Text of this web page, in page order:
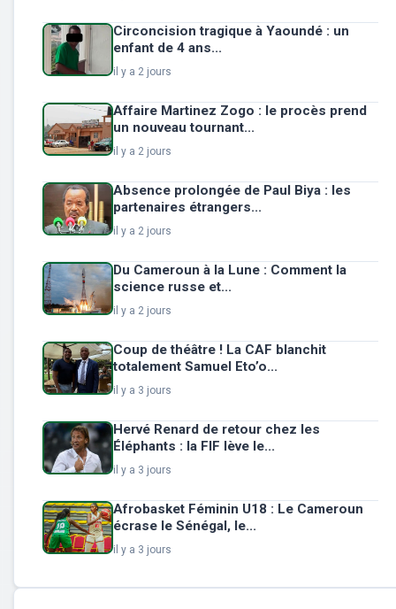
Circoncision tragique à Yaoundé : un
enfant de 4 ans...
il y a 2 jours
Affaire Martinez Zogo : le procès prend
un nouveau tournant...
il y a 2 jours
Absence prolongée de Paul Biya : les
partenaires étrangers...
il y a 2 jours
Du Cameroun à la Lune : Comment la
science russe et...
il y a 2 jours
Coup de théâtre ! La CAF blanchit
totalement Samuel Eto’o...
il y a 3 jours
Hervé Renard de retour chez les
Éléphants : la FIF lève le...
il y a 3 jours
Afrobasket Féminin U18 : Le Cameroun
écrase le Sénégal, le...
il y a 3 jours